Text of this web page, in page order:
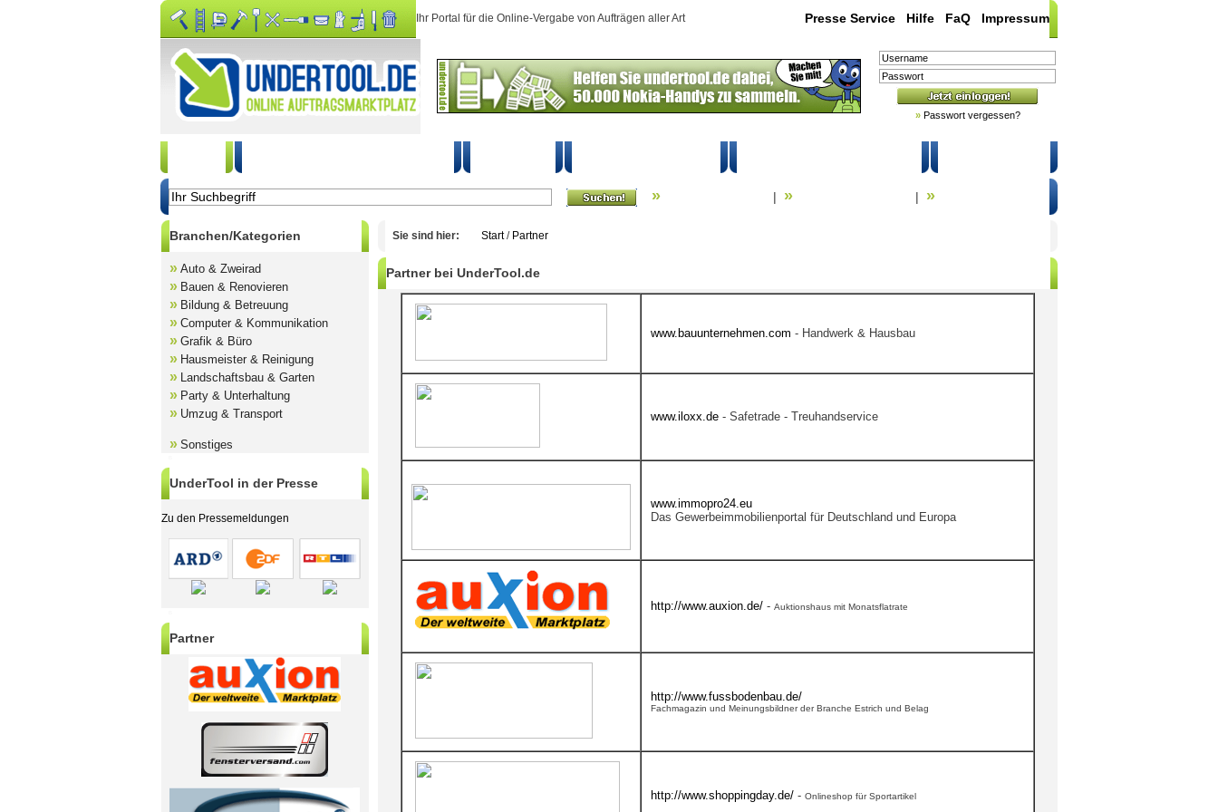
Ihr Portal für die Online-Vergabe von Aufträgen aller Art Presse Service Hilfe FaQ Impressum
» Passwort vergessen?
» » »
Branchen/Kategorien
» Auto & Zweirad
» Bauen & Renovieren
» Bildung & Betreuung
» Computer & Kommunikation
» Grafik & Büro
» Hausmeister & Reinigung
» Landschaftsbau & Garten
» Party & Unterhaltung
» Umzug & Transport
» Sonstiges
UnderTool in der Presse
Zu den Pressemeldungen
Partner
Sie sind hier: Start/ Partner
Partner bei UnderTool.de
www.bauunternehmen.com - Handwerk & Hausbau
www.iloxx.de - Safetrade - Treuhandservice
www.immopro24.eu
Das Gewerbeimmobilienportal für Deutschland und Europa
http://www.auxion.de/ - Auktionshaus mit Monatsflatrate
http://www.fussbodenbau.de/
Fachmagazin und Meinungsbildner der Branche Estrich und Belag
http://www.shoppingday.de/ - Onlineshop für Sportartikel